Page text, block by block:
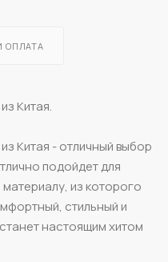
ОПЛАТА
Китая.
Китая - отличный выбор
подойдет для
из которого
стильный и
настоящим хитом